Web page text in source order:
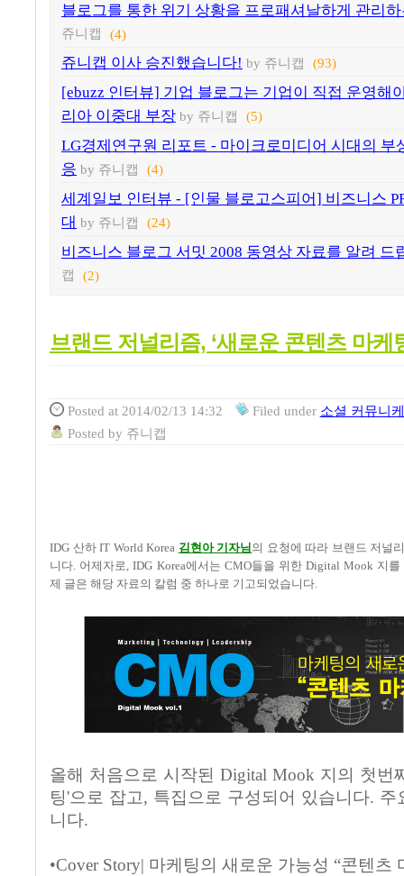
블로그를 통한 위기 상황을 프로패셔날하게 관리
쥬니캡
(4)
쥬니캡 이사 승진했습니다! by 쥬니캡 (93)
[ebuzz 인터뷰] 기업 블로그는 기업이 직접 운영해
리아 이중대 부장 by 쥬니캡 (5)
LG경제연구원 리포트 - 마이크로미디어 시대의 부
응 by 쥬니캡 (4)
세계일보 인터뷰 - [인물 블로고스피어] 비즈니스
대 by 쥬니캡 (24)
비즈니스 블로그 서밋 2008 동영상 자료를 알려 드
캡
(2)
브랜드 저널리즘, ‘새로운 콘텐츠 마케
Posted at 2014/02/13 14:32 Filed under 소셜 커뮤니
Posted by 쥬니캡
IDG 산하 IT World Korea 김현아 기자님 의 요청에 따라 브랜드 저널
니다. 어제자로, IDG Korea에서는 CMO들을 위한 Digital Mook 지
제 글은 해당 자료의 칼럼 중 하나로 기고되었습니다.
올해 처음으로 시작된 Digital Mook 지의 첫번
팅'으로 잡고, 특집으로 구성되어 있습니다.
니다.
•Cover Story| 마케팅의 새로운 가능성 “콘텐츠